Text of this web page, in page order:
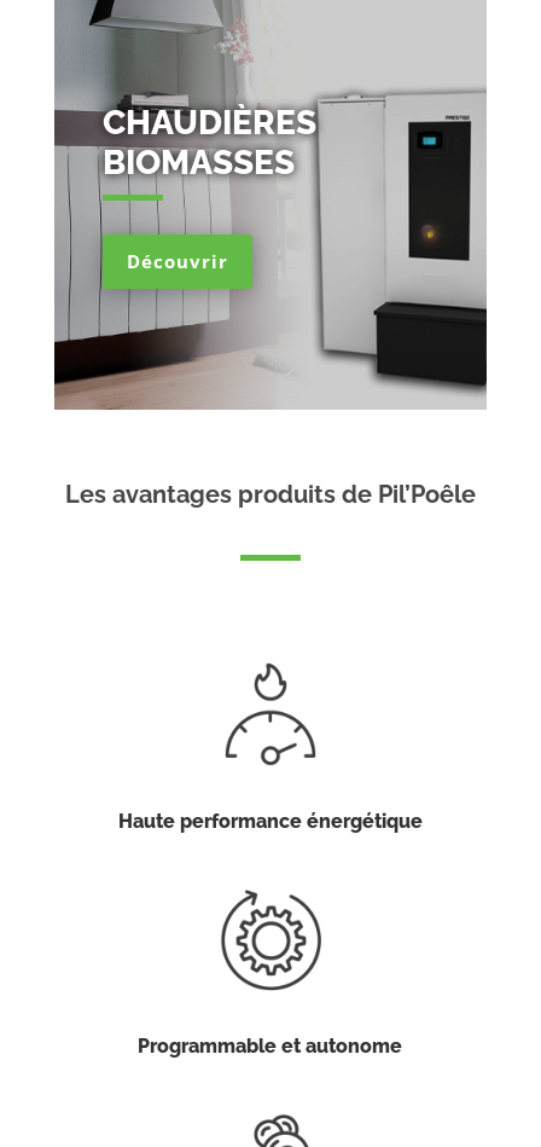
CHAUDIÈRES
BIOMASSES
Découvrir
Les avantages produits de Pil’Poêle
Haute performance énergétique
Programmable et autonome